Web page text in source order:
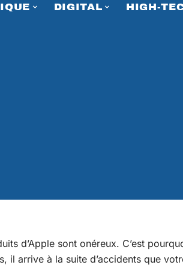
DIGITAL HIGH-
d’Apple sont onéreux. C’est
il arrive à la suite d’accidents que